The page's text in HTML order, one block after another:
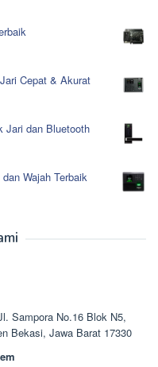
Cepat & Akurat
Jari dan Bluetooth
Wajah Terbaik
Sampora No.16 Blok N5,
Bekasi, Jawa Barat 17330